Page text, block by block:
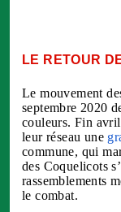
est défigurée.
quinze ans; la
abeilles et les
les grenouilles
évanouies ; les
Ce monde qui
qui succombe,
douleur
LE RETOUR
Le mouvement
septembre 2020
couleurs. Fin
leur réseau une
commune, qui
des Coquelicots
rassemblements
le combat.